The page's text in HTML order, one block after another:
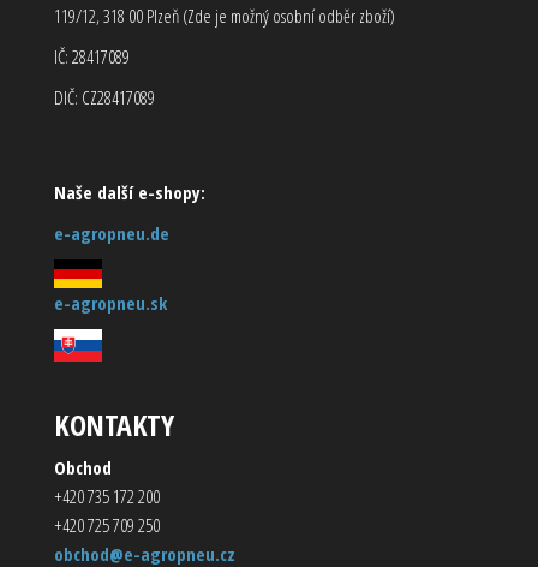
119/12, 318 00 Plzeň (Zde je možný osobní odběr zboží)
IČ: 28417089
DIČ: CZ28417089
Naše další e-shopy:
e-agropneu.de
e-agropneu.sk
KONTAKTY
Obchod
+420 735 172 200
+420 725 709 250
obchod@e-agropneu.cz